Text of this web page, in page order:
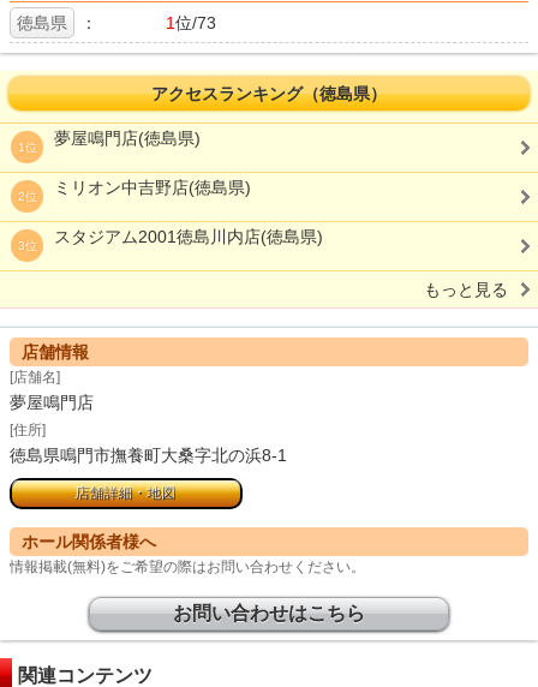
徳島県 ： 1位/73
アクセスランキング（徳島県）
1位 夢屋鳴門店(徳島県)
2位 ミリオン中吉野店(徳島県)
3位 スタジアム2001徳島川内店(徳島県)
もっと見る
店舗情報
[店舗名]
夢屋鳴門店
[住所]
徳島県鳴門市撫養町大桑字北の浜8-1
店舗詳細・地図
ホール関係者様へ
情報掲載(無料)をご希望の際はお問い合わせください。
お問い合わせはこちら
関連コンテンツ